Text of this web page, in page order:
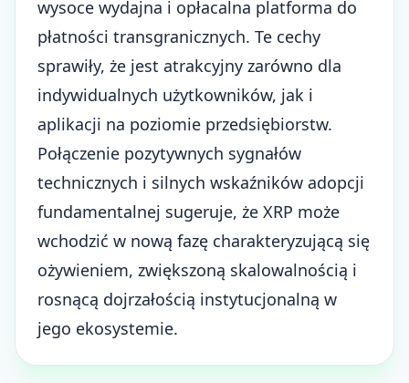
wysoce wydajna i opłacalna platforma do
płatności transgranicznych. Te cechy
sprawiły, że jest atrakcyjny zarówno dla
indywidualnych użytkowników, jak i
aplikacji na poziomie przedsiębiorstw.
Połączenie pozytywnych sygnałów
technicznych i silnych wskaźników adopcji
fundamentalnej sugeruje, że XRP może
wchodzić w nową fazę charakteryzującą się
ożywieniem, zwiększoną skalowalnością i
rosnącą dojrzałością instytucjonalną w
jego ekosystemie.